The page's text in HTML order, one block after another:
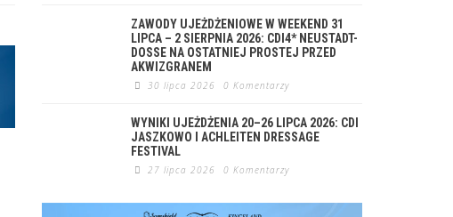
ZAWODY UJEŻDŻENIOWE W WEEKEND 31
LIPCA – 2 SIERPNIA 2026: CDI4* NEUSTADT-
DOSSE NA OSTATNIEJ PROSTEJ PRZED
AKWIZGRANEM
30 lipca 2026 0 Komentarzy
WYNIKI UJEŻDŻENIA 20–26 LIPCA 2026: CDI
JASZKOWO I ACHLEITEN DRESSAGE
FESTIVAL
27 lipca 2026 0 Komentarzy